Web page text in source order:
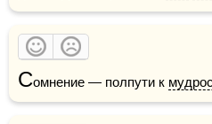
Сомнение — полпути к